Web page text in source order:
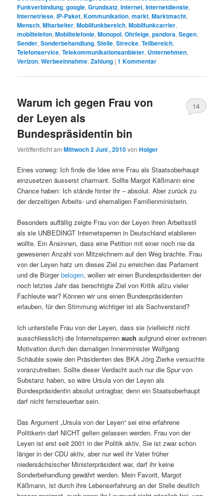
Funkverbindung,google,Grundsatz,Internet,Internetdienste,
Internetriese,IP-Paket,Kommunikation,markt,Marktmacht,
Mensch,Mitarbeiter,Mobilfunkbereich,Mobilfunkcarrier,
mobiltelefon,Mobiltelefonie,Monopol,Ohrfeige,pandora,Segen,
Sender,Sonderbehandlung,Stelle,Strecke,Teilbereich,
Telefonservice,Telekommunikationsanbieter, Unternehmen,
Verizon,Werbeeinnahme,Zahlung |1 Kommentar
Warum ich gegen Frau von
der Leyen als
Bundespräsidentin bin
Veröffentlicht amMittwoch 2 Juni , 2010vonHolger
14
Eines vorweg: Ich finde die Idee eine Frau als Staatsoberhaupt
einzusetzen äusserst charmant. Sollte Margot Käßmann eine
Chance haben: Ich stände hinter ihr – absolut. Aber zurück zu
der derzeitigen Arbeits- und ehemaligen Familienministerin.
Besonders auffällig zeigte Frau von der Leyen ihren Arbeitsstil
als sie UNBEDINGT Internetsperren in Deutschland etablieren
wollte. Ein Ansinnen, dass eine Petition mit einer noch nie da
gewesenen Anzahl von Mitzeichnern auf den Weg brachte. Frau
von der Leyen hatz um dieses Ziel zu erreichen das Parlament
und die Bürgerbelogen, wollen wir einen Bundespräsidenten der
noch letztes Jahr das berechtigte Ziel von Kritik allzu vieler
Fachleute war? Können wir uns einen Bundespräsidenten
erlauben, für den Stimmung wichtiger ist als Sachverstand?
Ich unterstelle Frau von der Leyen, dass sie (vielleicht nicht
ausschliesslich) die Internetsperrenauch aufgrund einer extrenen
Motivation durch den damaligen Innenminister Wolfgang
Schäuble sowie den Präsidenten des BKA Jörg Zierke versuchte
voranzutreiben. Sollte dieser Verdacht auch nur die Spur von
Substanz haben, so wäre Ursula von der Leyen als
Bundespräsidentin absolut untragbar, denn ein Staatsoberhaupt
darf nicht fernsteuerbar sein.
Das Argument „Ursula von der Leyen“ sei eine erfahrene
Politikerin darf NICHT gelten gelassen werden. Frau von der
Leyen ist erst seit 2001 in der Politik aktiv. Sie ist zwar schon
länger in der CDU aktiv, aber nur weil ihr Vater früher
niedersächsischer Ministerpräsident war, darf ihr keine
Sonderbehandlung gewährt werden. Mein Favorit, Margot
Käßmann, ist durch ihre Lebenserfahrung an der Stelle deutlich